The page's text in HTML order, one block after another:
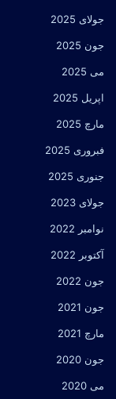
جولای 2025
جون 2025
می 2025
اپریل 2025
مارچ 2025
فبروری 2025
جنوری 2025
جولای 2023
نوامبر 2022
آکتوبر 2022
جون 2022
جون 2021
مارچ 2021
جون 2020
می 2020